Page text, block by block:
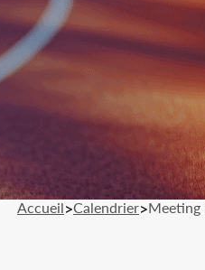
Accueil>Calendrier>Meeting